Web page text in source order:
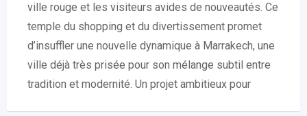
ville rouge et les visiteurs avides de nouveautés. Ce
temple du shopping et du divertissement promet
d’insuffler une nouvelle dynamique à Marrakech, une
ville déjà très prisée pour son mélange subtil entre
tradition et modernité. Un projet ambitieux pour